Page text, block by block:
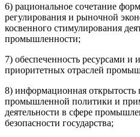
6) рациональное сочетание
регулирования и рыночной
косвенного стимулирования
промышленности;
7) обеспеченность ресурсами и
приоритетных отраслей
8) информационная открытость
промышленной политики и
деятельности в сфере
безопасности государства;